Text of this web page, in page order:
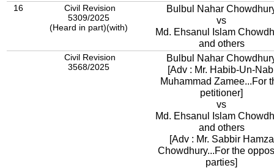
16
Civil Revision
5309/2025
(Heard in part)(with)
Bulbul Nahar
vs
Md. Ehsanul Islam
and others
Civil Revision
3568/2025
Bulbul Nahar
[Adv : Mr. Habib-Un-
Muhammad Zamee...For
petitioner]
vs
Md. Ehsanul Islam
and others
[Adv : Mr. Sabbir Hamza
Chowdhury...For the
parties]